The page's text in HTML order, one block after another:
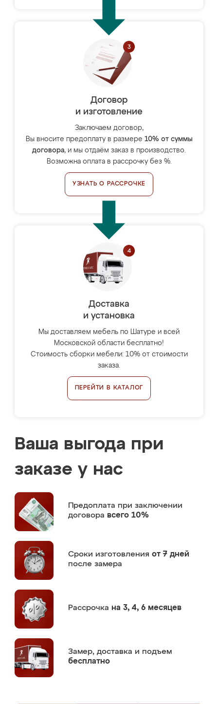
Договор
и изготовление
Заключаем договор,
Вы вносите предоплату в размере 10% от суммы
договора, и мы отдаём заказ в производство.
Возможна оплата в рассрочку без %.
УЗНАТЬ О РАССРОЧКЕ
Доставка
и установка
Мы доставляем мебель по Шатуре и всей
Московской области бесплатно!
Стоимость сборки мебели: 10% от стоимости
заказа.
ПЕРЕЙТИ В КАТАЛОГ
Ваша выгода при
заказе у нас
Предоплата при заключении
договора всего 10%
Сроки изготовления от 7 дней
после замера
Рассрочка на 3, 4, 6 месяцев
Замер, доставка и подъем
бесплатно